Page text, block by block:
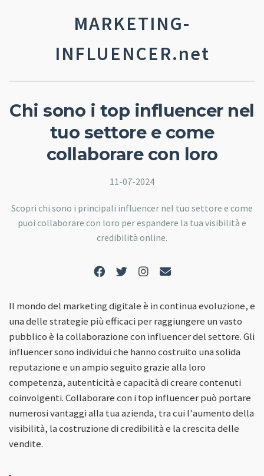
MARKETING-
INFLUENCER.net
Chi sono i top influencer nel
tuo settore e come
collaborare con loro
11-07-2024
Scopri chi sono i principali influencer nel tuo settore e come
puoi collaborare con loro per espandere la tua visibilità e
credibilità online.
Il mondo del marketing digitale è in continua evoluzione, e
una delle strategie più efficaci per raggiungere un vasto
pubblico è la collaborazione con influencer del settore. Gli
influencer sono individui che hanno costruito una solida
reputazione e un ampio seguito grazie alla loro
competenza, autenticità e capacità di creare contenuti
coinvolgenti. Collaborare con i top influencer può portare
numerosi vantaggi alla tua azienda, tra cui l'aumento della
visibilità, la costruzione di credibilità e la crescita delle
vendite.